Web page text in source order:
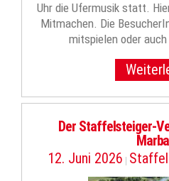
Uhr die Ufermusik statt.
Mitmachen. Die
mitspielen oder
Der Staffelsteiger-
12. Juni 2026 |